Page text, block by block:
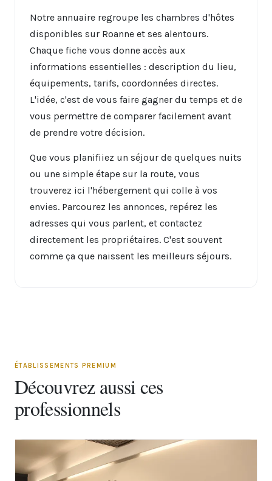
Notre annuaire regroupe les chambres d'hôtes
disponibles sur Roanne et ses alentours.
Chaque fiche vous donne accès aux
informations essentielles : description du lieu,
équipements, tarifs, coordonnées directes.
L'idée, c'est de vous faire gagner du temps et de
vous permettre de comparer facilement avant
de prendre votre décision.
Que vous planifiiez un séjour de quelques nuits
ou une simple étape sur la route, vous
trouverez ici l'hébergement qui colle à vos
envies. Parcourez les annonces, repérez les
adresses qui vous parlent, et contactez
directement les propriétaires. C'est souvent
comme ça que naissent les meilleurs séjours.
ÉTABLISSEMENTS PREMIUM
Découvrez aussi ces
professionnels